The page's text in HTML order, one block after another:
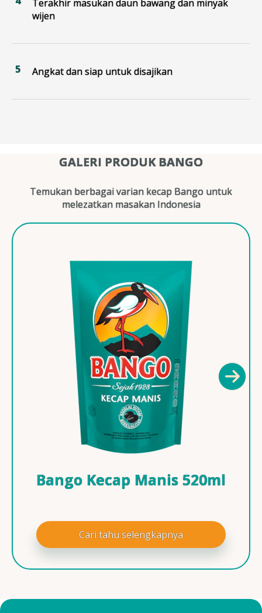
Terakhir masukan daun bawang dan minyak
wijen
Angkat dan siap untuk disajikan
GALERI PRODUK BANGO
Temukan berbagai varian kecap Bango untuk
melezatkan masakan Indonesia
Bango Kecap Manis 520ml
Cari tahu selengkapnya